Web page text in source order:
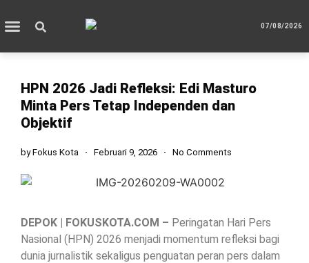
07/08/2026
HPN 2026 Jadi Refleksi: Edi Masturo
Minta Pers Tetap Independen dan
Objektif
byFokus Kota Februari 9, 2026 No Comments
DEPOK | FOKUSKOTA.COM – Peringatan Hari Pers
Nasional (HPN) 2026 menjadi momentum refleksi bagi
dunia jurnalistik sekaligus penguatan peran pers dalam